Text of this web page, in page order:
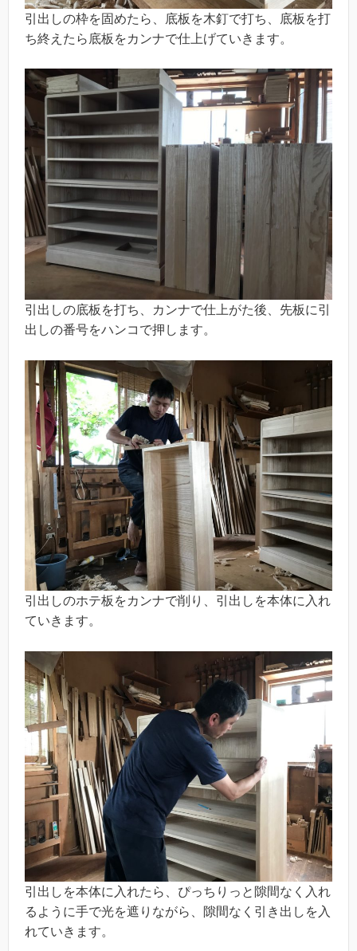
引出しの枠を固めたら、底板を木釘で打ち、底板を打
ち終えたら底板をカンナで仕上げていきます。
引出しの底板を打ち、カンナで仕上がた後、先板に引
出しの番号をハンコで押します。
引出しのホテ板をカンナで削り、引出しを本体に入れ
ていきます。
引出しを本体に入れたら、ぴっちりっと隙間なく入れ
るように手で光を遮りながら、隙間なく引き出しを入
れていきます。